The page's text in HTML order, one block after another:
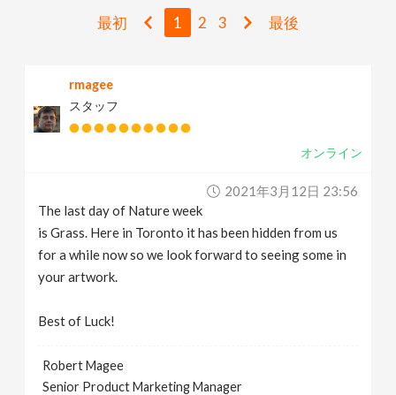
g
最初 1 2 3 最後
rmagee
スタッフ
オンライン
2021年3月12日 23:56
The last day of Nature week
is Grass. Here in Toronto it has been hidden from us
for a while now so we look forward to seeing some in
your artwork.
Best of Luck!
Robert Magee
Senior Product Marketing Manager